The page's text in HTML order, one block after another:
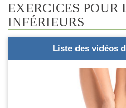
EXERCICES POUR
INFÉRIEURS
Liste des vidéos